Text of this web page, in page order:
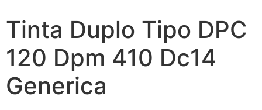
Tinta Duplo Tipo DPC
120 Dpm 410 Dc14
Generica